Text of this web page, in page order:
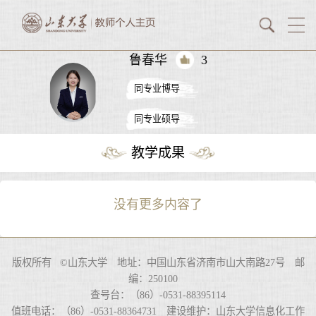
鲁春华 3
同专业博导
同专业硕导
教学成果
没有更多内容了
版权所有 ©山东大学 地址：中国山东省济南市山大南路27号 邮
编：250100
查号台：（86）-0531-88395114
值班电话：（86）-0531-88364731 建设维护：山东大学信息化工作